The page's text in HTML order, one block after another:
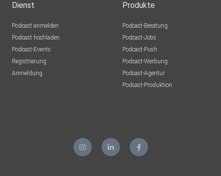
Dienst
Podcast anmelden
Podcast hochladen
Podcast-Events
Registrierung
Anmeldung
Produkte
Podcast-Beratung
Podcast-Jobs
Podcast-Push
Podcast-Werbung
Podcast-Agentur
Podcast-Produktion